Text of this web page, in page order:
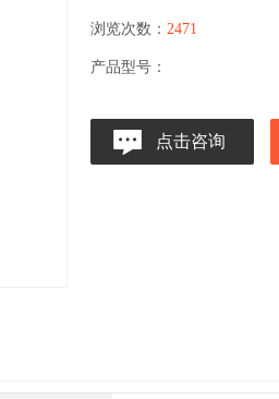
浏览次数： 2471
产品型号：
点击咨询